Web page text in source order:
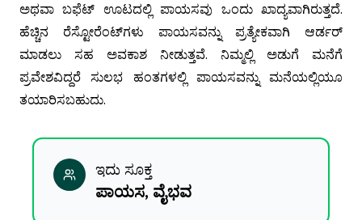
ಅಥವಾ ಬಫೆಟ್ ಊಟದಲ್ಲಿ ಪಾಯಸವು ಒಂದು ಖಾದ್ಯವಾಗಿರುತ್ತದೆ.
ಹೆಚ್ಚಿನ ರೆಸ್ಟೋರೆಂಟ್‌ಗಳು ಪಾಯಸವನ್ನು ಪ್ರತ್ಯೇಕವಾಗಿ ಆರ್ಡರ್
ಮಾಡಲು ಸಹ ಅವಕಾಶ ನೀಡುತ್ತವೆ. ನಿಮ್ಮಲ್ಲಿ ಅಡುಗೆ ಮನೆಗೆ
ಪ್ರವೇಶವಿದ್ದರೆ ಸುಲಭ ಹಂತಗಳಲ್ಲಿ ಪಾಯಸವನ್ನು ಮನೆಯಲ್ಲಿಯೂ
ತಯಾರಿಸಬಹುದು.
ಇದು ಸೂಕ್ತ
ಪಾಯಸ, ವೈಭವ